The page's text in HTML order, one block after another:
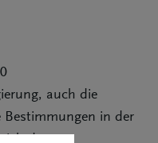
auch die
Bestimmungen in der
des so